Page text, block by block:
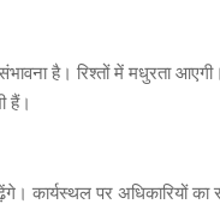
है। रिश्तों में मधुरता
हैं।
पर अधिकारियों का